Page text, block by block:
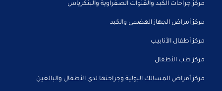
مركز جراحات الكبد والقنوات الصفراوية والبنكرياس
مركز أمراض الجهاز الهضمي والكبد
مركز أطفال الأنابيب
مركز طب الأطفال
مركز أمراض المسالك البولية وجراحتها لدى الأطفال والبالغين